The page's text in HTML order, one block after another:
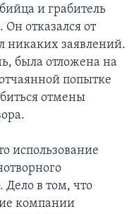
и грабитель
отказался от
никаких заявлений.
была отложена на
попытке
отмены
использование
Дело в том, что
компании